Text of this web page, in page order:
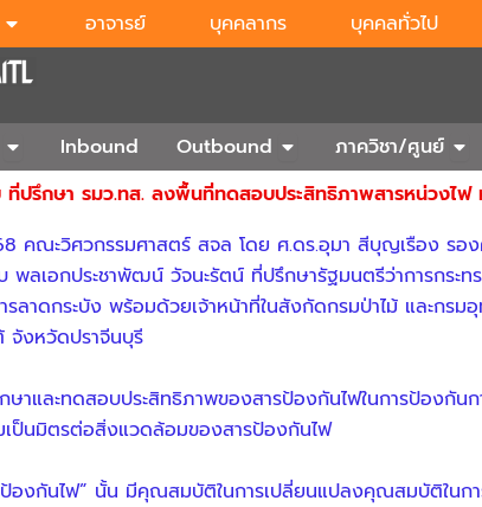
อาจารย์ บุคคลากร บุคคลทั่วไป
Open การรับเข้า
Inbound Outbound Open Outbound
ภาควิชา/ศูนย์
ปรึกษา รมว.ทส. ลงพื้นที่ทดสอบประสิทธิภาพสารหน่วงไฟ
คณะวิศวกรรมศาสตร์ สจล โดย ศ.ดร.อุมา สีบุญเรือง ร
พลเอกประชาพัฒน์ วัจนะรัตน์ ที่ปรึกษารัฐมนตรีว่าการกระ
รลาดกระบัง พร้อมด้วยเจ้าหน้าที่ในสังกัดกรมป่าไม้ และ
จังหวัดปราจีนบุรี
าและทดสอบประสิทธิภาพของสารป้องกันไฟในการป้องกัน
ป็นมิตรต่อสิ่งแวดล้อมของสารป้องกันไฟ
องกันไฟ” นั้น มีคุณสมบัติในการเปลี่ยนแปลงคุณสมบัติในก